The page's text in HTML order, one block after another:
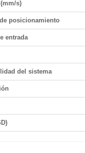
s)
posicionamiento
entrada
del sistema